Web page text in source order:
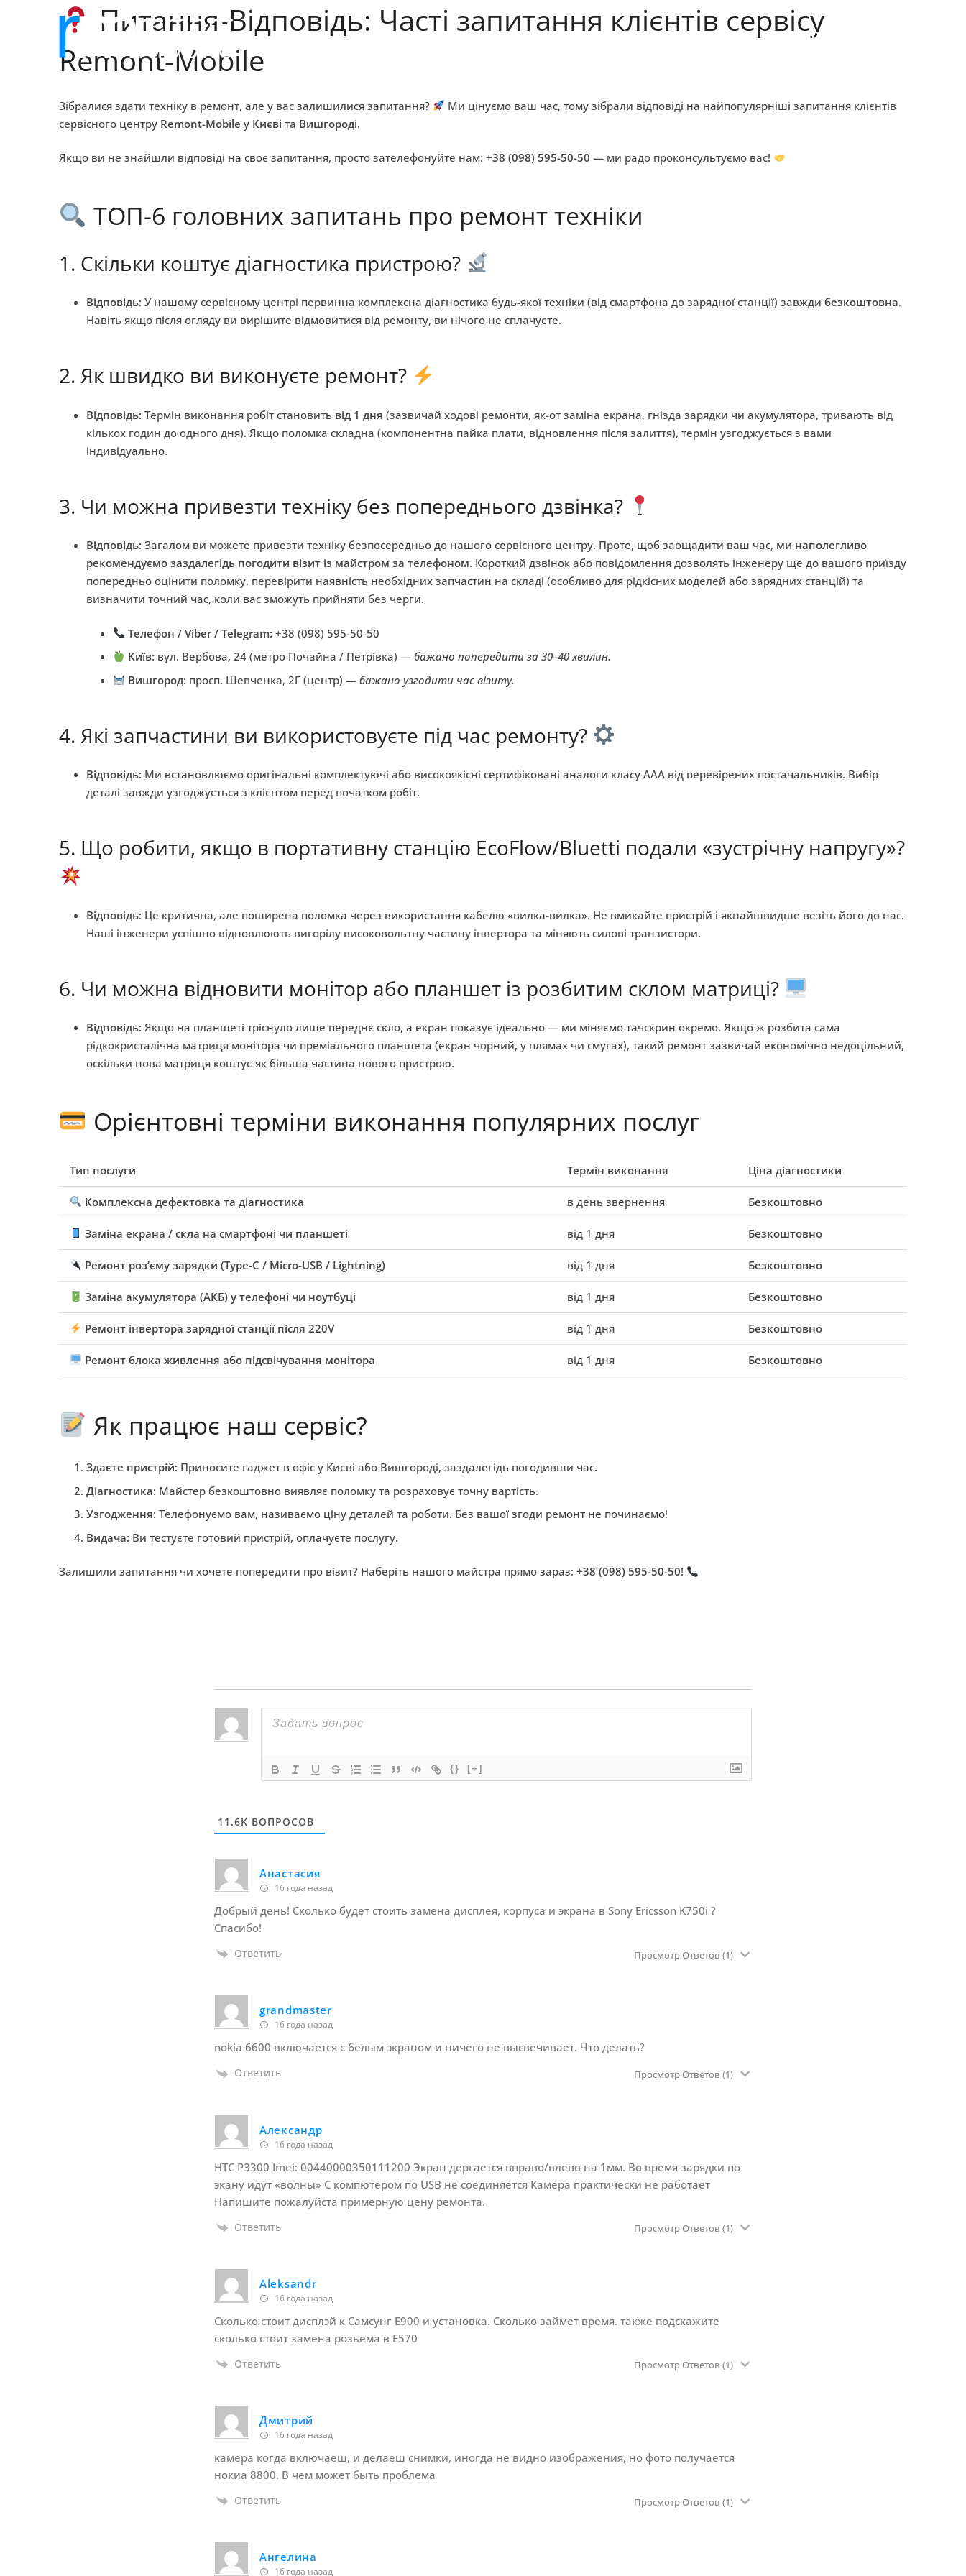
ГОЛОВНАПОСЛУГИ ПИТАННЯ-ВІДПОВІДЬ ЦІНИКОНТАКТИ +38 (098) 595-50-50
Питання-Відповідь: Часті запитання клієнтів сервісу
Remont-Mobile
Зібралися здати техніку в ремонт, але у вас залишилися запитання?
Ми цінуємо ваш час, тому зібрали відповіді на найпопулярніші запитання клієнтів
сервісного центру Remont-Mobile у Києві та Вишгороді.
Якщо ви не знайшли відповіді на своє запитання, просто зателефонуйте нам: +38 (098) 595-50-50 — ми радо проконсультуємо вас!
ТОП-6 головних запитань про ремонт техніки
1. Скільки коштує діагностика пристрою?
Відповідь: У нашому сервісному центрі первинна комплексна діагностика будь-якої техніки (від смартфона до зарядної станції) завжди безкоштовна.
Навіть якщо після огляду ви вирішите відмовитися від ремонту, ви нічого не сплачуєте.
2. Як швидко ви виконуєте ремонт?
Відповідь: Термін виконання робіт становить від 1 дня (зазвичай ходові ремонти, як-от заміна екрана, гнізда зарядки чи акумулятора, тривають від
кількох годин до одного дня). Якщо поломка складна (компонентна пайка плати, відновлення після залиття), термін узгоджується з вами
індивідуально.
3. Чи можна привезти техніку без попереднього дзвінка?
Відповідь: Загалом ви можете привезти техніку безпосередньо до нашого сервісного центру. Проте, щоб заощадити ваш час, ми наполегливо
рекомендуємо заздалегідь погодити візит із майстром за телефоном. Короткий дзвінок або повідомлення дозволять інженеру ще до вашого приїзду
попередньо оцінити поломку, перевірити наявність необхідних запчастин на складі (особливо для рідкісних моделей або зарядних станцій) та
визначити точний час, коли вас зможуть прийняти без черги.
Телефон / Viber / Telegram: +38 (098) 595-50-50
Київ: вул. Вербова, 24 (метро Почайна / Петрівка) —бажано попередити за 30–40 хвилин.
Вишгород: просп. Шевченка, 2Г (центр) —бажано узгодити час візиту.
4. Які запчастини ви використовуєте під час ремонту?
Відповідь: Ми встановлюємо оригінальні комплектуючі або високоякісні сертифіковані аналоги класу AAA від перевірених постачальників. Вибір
деталі завжди узгоджується з клієнтом перед початком робіт.
5. Що робити, якщо в портативну станцію EcoFlow/Bluetti подали «зустрічну напругу»?
Відповідь: Це критична, але поширена поломка через використання кабелю «вилка-вилка». Не вмикайте пристрій і якнайшвидше везіть його до нас.
Наші інженери успішно відновлюють вигорілу високовольтну частину інвертора та міняють силові транзистори.
6. Чи можна відновити монітор або планшет із розбитим склом матриці?
Відповідь: Якщо на планшеті тріснуло лише переднє скло, а екран показує ідеально — ми міняємо тачскрин окремо. Якщо ж розбита сама
рідкокристалічна матриця монітора чи преміального планшета (екран чорний, у плямах чи смугах), такий ремонт зазвичай економічно недоцільний,
оскільки нова матриця коштує як більша частина нового пристрою.
Орієнтовні терміни виконання популярних послуг
Тип послуги Термін виконання Ціна діагностики
Комплексна дефектовка та діагностика в день звернення Безкоштовно
Заміна екрана / скла на смартфоні чи планшеті від 1 дня Безкоштовно
Ремонт роз’єму зарядки (Type-C / Micro-USB / Lightning) від 1 дня Безкоштовно
Заміна акумулятора (АКБ) у телефоні чи ноутбуці від 1 дня Безкоштовно
Ремонт інвертора зарядної станції після 220V від 1 дня Безкоштовно
Ремонт блока живлення або підсвічування монітора від 1 дня Безкоштовно
Як працює наш сервіс?
Здаєте пристрій: Приносите гаджет в офіс у Києві або Вишгороді, заздалегідь погодивши час.
Діагностика: Майстер безкоштовно виявляє поломку та розраховує точну вартість.
Узгодження: Телефонуємо вам, називаємо ціну деталей та роботи. Без вашої згоди ремонт не починаємо!
Видача: Ви тестуєте готовий пристрій, оплачуєте послугу.
Залишили запитання чи хочете попередити про візит? Наберіть нашого майстра прямо зараз: +38 (098) 595-50-50!
{} [+]
11.6K ВОПРОСОВ
Анастасия
16 года назад
Добрый день! Сколько будет стоить замена дисплея, корпуса и экрана в Sony Ericsson K750i ?
Спасибо!
Ответить Просмотр Ответов (1)
grandmaster
16 года назад
nokia 6600 включается с белым экраном и ничего не высвечивает. Что делать?
Ответить Просмотр Ответов (1)
Александр
16 года назад
HTC P3300 Imei: 00440000350111200 Экран дергается вправо/влево на 1мм. Во время зарядки по
экану идут «волны» С компютером по USB не соединяется Камера практически не работает
Напишите пожалуйста примерную цену ремонта.
Ответить Просмотр Ответов (1)
Aleksandr
16 года назад
Сколько стоит дисплэй к Самсунг Е900 и установка. Сколько займет время. также подскажите
сколько стоит замена розьема в Е570
Ответить Просмотр Ответов (1)
Дмитрий
16 года назад
камера когда включаеш, и делаеш снимки, иногда не видно изображения, но фото получается
нокиа 8800. В чем может быть проблема
Ответить Просмотр Ответов (1)
Ангелина
16 года назад